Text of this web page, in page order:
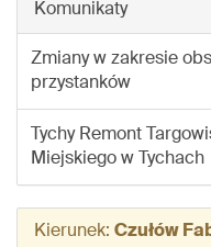
Komunikaty
Zmiany w zakresie
przystanków
Tychy Remont
Miejskiego w Tychach
Kierunek: Czułów